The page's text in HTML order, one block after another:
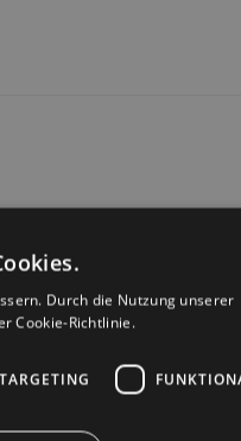
Durch die Nutzung unserer
Cookie-Richtlinie.
TARGETING